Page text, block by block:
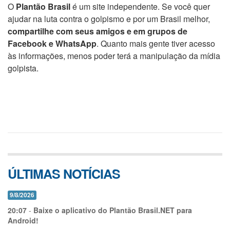
O Plantão Brasilé um site independente. Se você quer
ajudar na luta contra o golpismo e por um Brasil melhor,
compartilhe com seus amigos e em grupos de
Facebook e WhatsApp. Quanto mais gente tiver acesso
às informações, menos poder terá a manipulação da mídia
golpista.
ÚLTIMAS NOTÍCIAS
9/8/2026
20:07 - Baixe o aplicativo do Plantão Brasil.NET para
Android!